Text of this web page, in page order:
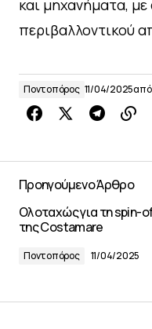
και μηχανήματα,
περιβαλλοντικού
Ποντοπόρος 11/04/2025από
Προηγούμενο Άρθρο
Ολοταχώς για τη spin-
της Costamare
Ποντοπόρος 11/04/2025